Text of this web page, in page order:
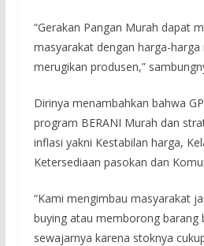
“Gerakan Pangan Murah dapat
masyarakat dengan harga-
merugikan produsen,”
Dirinya menambahkan bahwa
program BERANI Murah dan
inflasi yakni Kestabilan harga,
Ketersediaan pasokan dan
“Kami mengimbau masyarakat
buying atau memborong barang
sewajarnya karena stoknya